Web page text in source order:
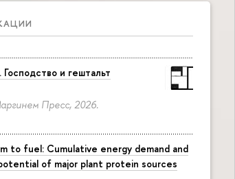
Господство и гештальт
Пресс, 2026.
to fuel: Cumulative energy demand and
of major plant protein sources